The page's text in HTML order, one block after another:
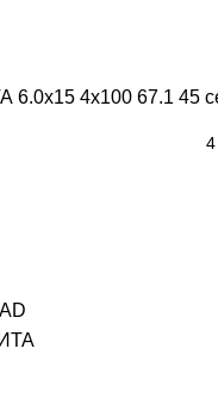
6.0x15 4x100 67.1 45